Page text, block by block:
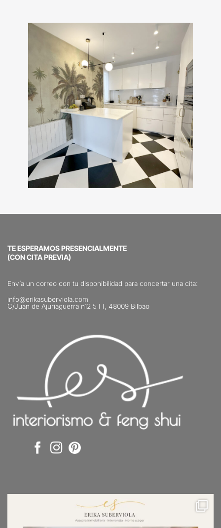
TE ESPERAMOS PRESENCIALMENTE
(CON CITA PREVIA)
Envía un correo con tu disponibilidad para concertar una cita:
info@erikasuberviola.com
C/Juan de Ajuriaguerra n12 5 I I, 48009 Bilbao